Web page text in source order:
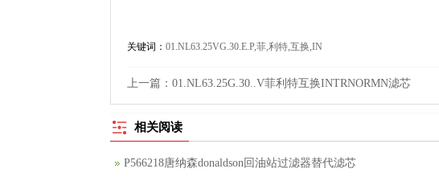
关键词： 01.NL63.25VG.30.E.P,菲,利特,互换,IN
上一篇： 01.NL63.25G.30..V菲利特互换INTRNORMN滤芯
相关阅读
P566218唐纳森donaldson回油站过滤器替代滤芯